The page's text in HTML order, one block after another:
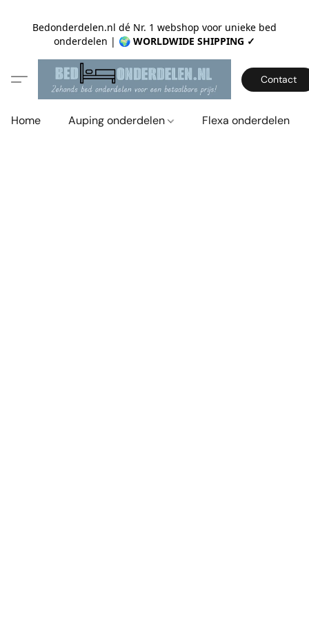
Bedonderdelen.nl dé Nr. 1 webshop voor unieke bed
onderdelen | 🌍 WORLDWIDE SHIPPING ✓
Contact
Home Auping onderdelen Flexa onderdelen